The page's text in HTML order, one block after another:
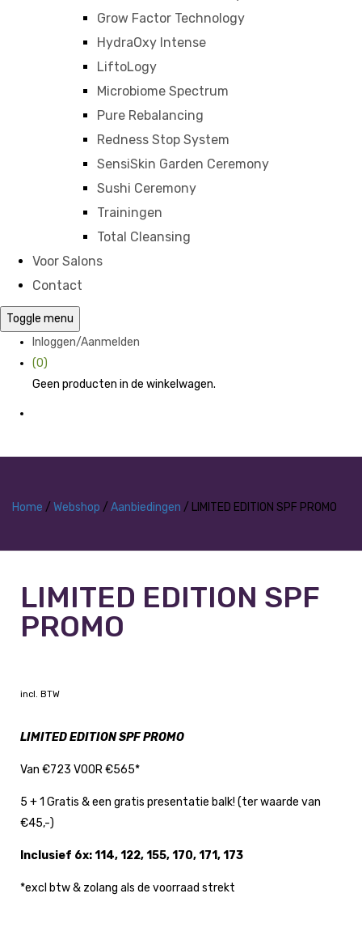
Grow Factor Technology
HydraOxy Intense
LiftoLogy
Microbiome Spectrum
Pure Rebalancing
Redness Stop System
SensiSkin Garden Ceremony
Sushi Ceremony
Trainingen
Total Cleansing
Voor Salons
Contact
Toggle menu
Inloggen/Aanmelden
(0)
Geen producten in de winkelwagen.
Home / Webshop / Aanbiedingen / LIMITED EDITION SPF PROMO
LIMITED EDITION SPF
PROMO
incl. BTW
LIMITED EDITION SPF PROMO
Van €723 VOOR €565*
5 + 1 Gratis & een gratis presentatie balk! (ter waarde van
€45,-)
Inclusief 6x:114, 122, 155, 170, 171, 173
*excl btw & zolang als de voorraad strekt